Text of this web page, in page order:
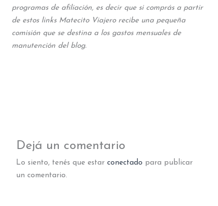
programas de afiliación, es decir que si comprás a partir
de estos links Matecito Viajero recibe una pequeña
comisión que se destina a los gastos mensuales de
manutención del blog.
Dejá un comentario
Lo siento, tenés que estarconectado para publicar
un comentario.